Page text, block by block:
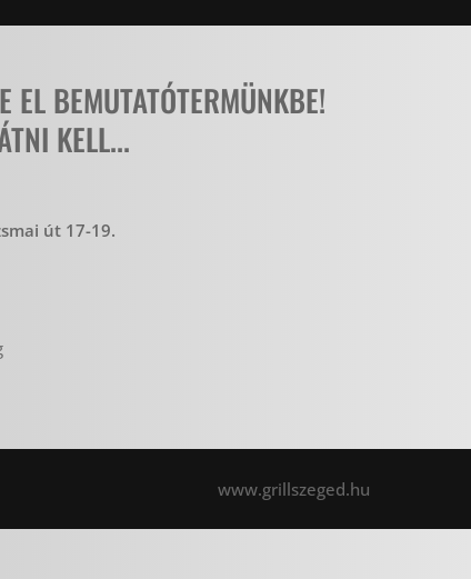
EL BEMUTATÓTERMÜNKBE!
KELL...
út 17-19.
www.grillszeged.hu